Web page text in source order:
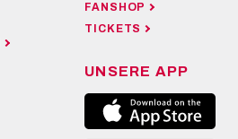
FANSHOP
TICKETS
UNSERE APP